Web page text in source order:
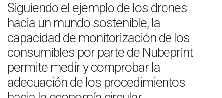
Siguiendo el ejemplo de los drones
hacia un mundo sostenible, la
capacidad de monitorización de los
consumibles por parte de Nubeprint
permite medir y comprobar la
adecuación de los procedimientos